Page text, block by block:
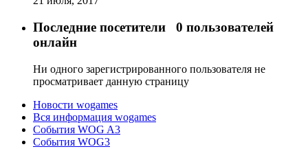
Последние посетители 0 пользователей
онлайн
Ни одного зарегистрированного пользователя не
просматривает данную страницу
Новости wogames
Вся информация wogames
События WOG A3
События WOG3